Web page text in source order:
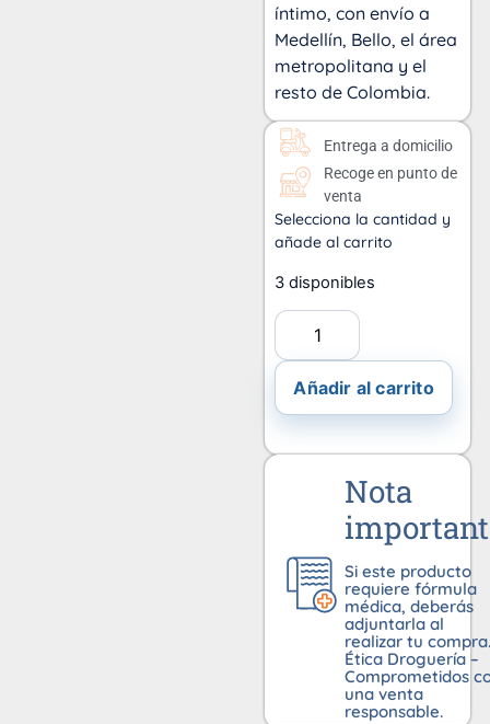
íntimo, con envío a
Medellín, Bello, el área
metropolitana y el
resto de Colombia.
Entrega a domicilio
Recoge en punto de
venta
Selecciona la cantidad y
añade al carrito
3 disponibles
Añadir al carrito
Nota
Si este producto
requiere fórmula
médica, deberás
adjuntarla al
realizar tu compra.
Ética Droguería –
Comprometidos
una venta
responsable.